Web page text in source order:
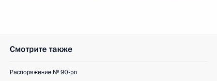
Смотрите также
Распоряжение № 90-рп